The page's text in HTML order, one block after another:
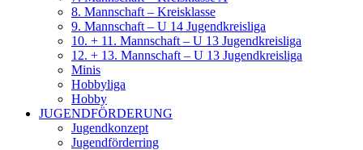
8. Mannschaft – Kreisklasse
9. Mannschaft – U 14 Jugendkreisliga
10. + 11. Mannschaft – U 13 Jugendkreisliga
12. + 13. Mannschaft – U 13 Jugendkreisliga
Minis
Hobbyliga
Hobby
JUGENDFÖRDERUNG
Jugendkonzept
Jugendförderring